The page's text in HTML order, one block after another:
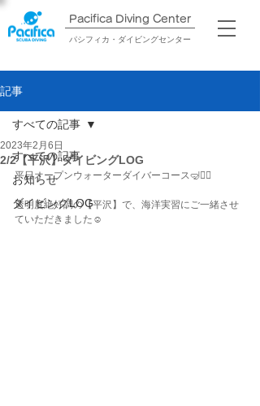
Pacifica Diving Center​
パシフィカ・ダイビングセンター
記事
すべての記事
お知らせ
ダイビングLOG
すべての記事
2/2【平沢】ダイビングLOG
2023年2月6日
平日オープンウォーターダイバーコース🤿❤️‍🔥
透明度絶好調の【平沢】で、海洋実習にご一緒させ
ていただきました☺️